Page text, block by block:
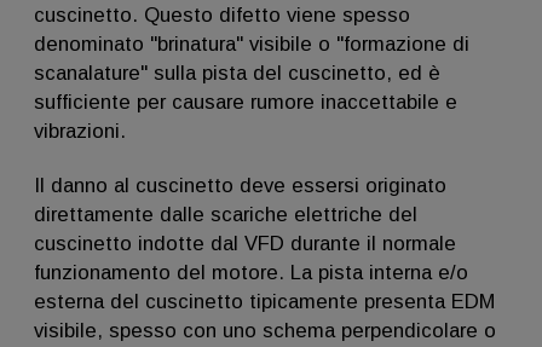
cuscinetto. Questo difetto viene spesso
denominato "brinatura" visibile o "formazione di
scanalature" sulla pista del cuscinetto, ed è
sufficiente per causare rumore inaccettabile e
vibrazioni.
Il danno al cuscinetto deve essersi originato
direttamente dalle scariche elettriche del
cuscinetto indotte dal VFD durante il normale
funzionamento del motore. La pista interna e/o
esterna del cuscinetto tipicamente presenta EDM
visibile, spesso con uno schema perpendicolare o